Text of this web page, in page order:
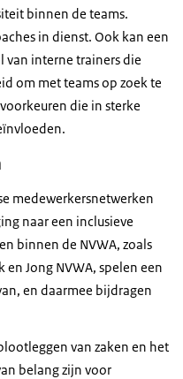
binnen de teams.
in dienst. Ook kan een
van interne trainers die
om met teams op zoek te
die in sterke
medewerkersnetwerken
naar een inclusieve
binnen de NVWA, zoals
en Jong NVWA, spelen een
en daarmee bijdragen
van zaken en het
belang zijn voor